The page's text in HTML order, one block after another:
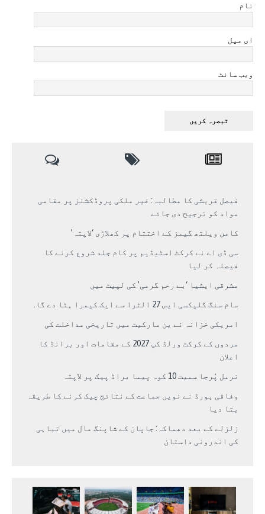
نام
ای میل
ویب سائٹ
فیصل قریشی کا مطالبہ: غیر ملکی پروڈکشنز پر مقامی
مواد کو ترجیح دی جائے
کامن ویلتھ گیمز کے اختتام پر کھلاڑی ‘لاپتہ’
سی ڈی اے نے کرکٹ اسٹیڈیم پر کام جلد شروع کرنے کا
فیصلہ کر لیا
مشرقی ایشیا ‘بے رحم گرمی’ کی لپیٹ میں
سام سنگ گلیکسی ایس 27 الٹرا سے ایک کیمرا ہٹا دے گا.
امریکی خزانہ نے ین مارکیٹ میں تاریخی مداخلت کی
مردوں کے کرکٹ ورلڈ کپ 2027 کے مقامات اور برانڈ کا
اعلان
نرمل پُرجا سمیت 10 کوہ پیما براڈ پیک پر لاپتہ
وفاقی بورڈ نے نویں جماعت کے نتائج چیک کرنے کا طریقہ
بتا دیا
زلزلے کے بعد دھماکہ: جاپان کے شاپنگ مال میں تباہی
کی اندرونی داستان